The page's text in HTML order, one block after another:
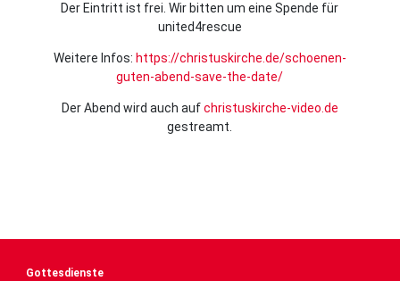
Der Eintritt ist frei. Wir bitten um eine Spende für
united4rescue
Weitere Infos: https://christuskirche.de/schoenen-
guten-abend-save-the-date/
Der Abend wird auch aufchristuskirche-video.de
gestreamt.
Gottesdienste